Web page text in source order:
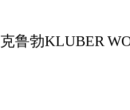
克鲁勃KLUBER